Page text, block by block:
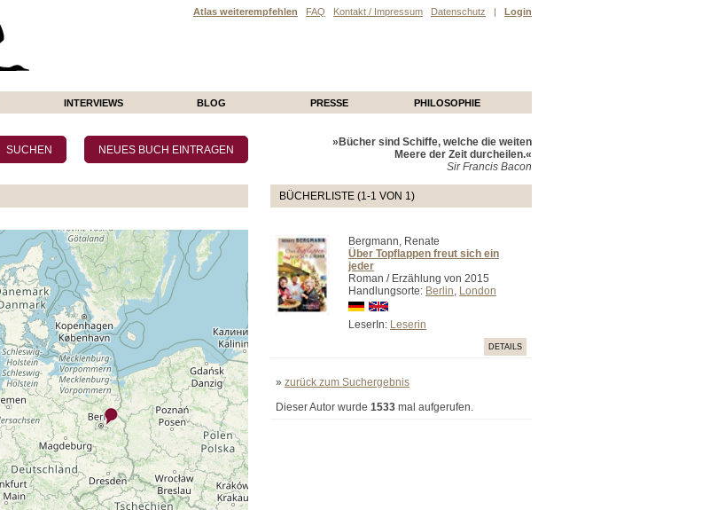
Atlas weiterempfehlen FAQ Kontakt / Impressum Datenschutz | Login
INTERVIEWS BLOG PRESSE PHILOSOPHIE
»Bücher sind Schiffe, welche die weiten
Meere der Zeit durcheilen.«
Sir Francis Bacon
BÜCHERLISTE (1-1 VON 1)
Bergmann, Renate
Über Topflappen freut sich ein
jeder
Roman / Erzählung von 2015
Handlungsorte: Berlin, London
LeserIn: Leserin
DETAILS
» zurück zum Suchergebnis
Dieser Autor wurde 1533 mal aufgerufen.